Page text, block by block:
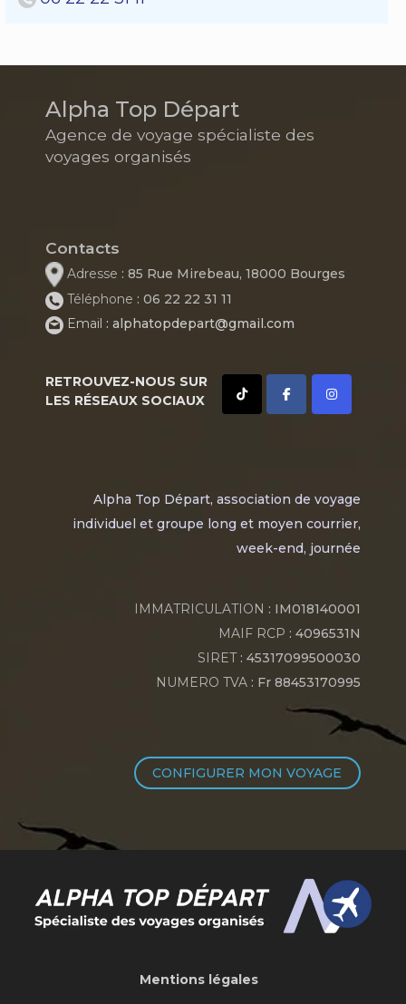
Alpha Top Départ
Agence de voyage spécialiste des
voyages organisés
Contacts
Adresse : 85 Rue Mirebeau, 18000 Bourges
Téléphone : 06 22 22 31 11
Email : alphatopdepart@gmail.com
RETROUVEZ-NOUS SUR
LES RÉSEAUX SOCIAUX
Alpha Top Départ, association de voyage
individuel et groupe long et moyen courrier,
week-end, journée
IMMATRICULATION : IM018140001
MAIF RCP : 4096531N
SIRET: 45317099500030
NUMERO TVA : Fr 88453170995
CONFIGURER MON VOYAGE
Mentions légales